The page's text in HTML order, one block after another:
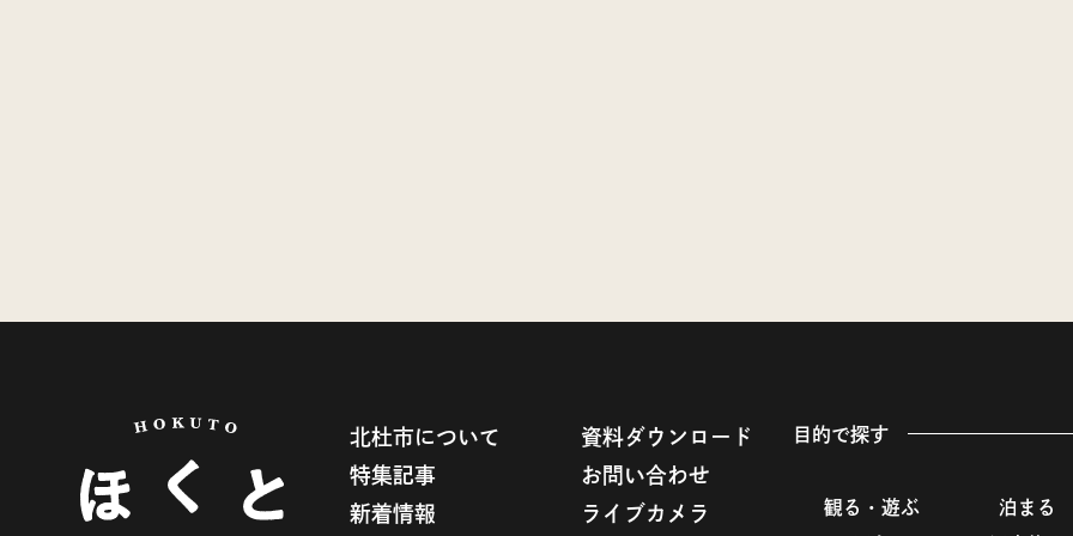
北杜市について
資料ダウンロード
特集記事
お問い合わせ
新着情報
ライブカメラ
目的で探す
観る・遊ぶ 泊まる